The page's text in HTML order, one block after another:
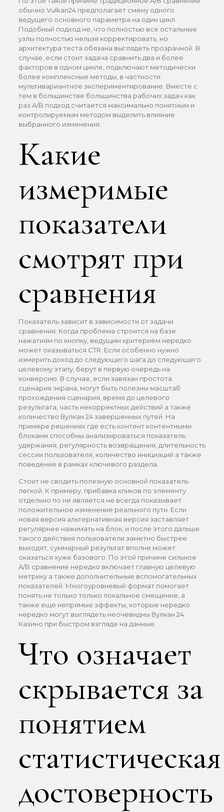
обычно Vulkan24 предполагает смену одного
ведущего основного параметра на один цикл.
Подобный подход не, что полностью все остальные
узлы полностью нельзя корректировать, но
архитектура теста обязана выглядеть прозрачной. В
случае, если стоит задача сравнить два и более
факторов в одном цикле, подключают методически
более комплексные методы, в частности
мультивариантное экспериментирование. Вместе с
тем в большинстве большинства рабочих задач как
раз A/B подход считается максимально понятным и
контролируемым методом выделить влияние
выбранного изменения.
Какие
измеримые
показатели
смотрят при
сравнения
Показатель зависит в зависимости от задачи
сравнения. Когда проблема строится на базе
нажатиям по кнопку, ведущим критерием нередко
может оказываться CTR. Если особенно нужно
измерить доход до следующего шага до следующего
целевому этапу, берут в первую очередь на
конверсию. В случае, если завязан простота
сценария экрана, могут быть полезны масштаб
прохождения сценария, время до целевого
результата, часть некорректных действий а также
количество Вулкан 24 завершенных путей. На
примере решениях где есть контент контентными
блоками способны анализироваться показатель
удержания, регулярность возвращения, длительность
сессии пользователя, количество инициаций а также
поведение в рамках ключевого раздела.
Стоит не сводить полезную основной показатель
легкой. К примеру, прибавка кликов по элементу
отдельно по не является не всегда показывает
положительное изменение реального пути. Если
новая версия альтернативная версия заставляет
регулярнее нажимать на блок, и после этого дальше
такого действия пользователи заметно быстрее
выходят, суммарный результат вполне может
оказаться хуже базового. По этой причине сильное
A/B сравнение нередко включает главную целевую
метрику а также дополнительные вспомогательных
показателей. Многоуровневый формат помогает
понять не только только локальное смещение, а
также еще непрямые эффекты, которые нередко
нередко могут выглядеть неочевидны Вулкан 24
Казино при быстром взгляде на данные.
Что означает
скрывается за
понятием
статистическая
достоверность